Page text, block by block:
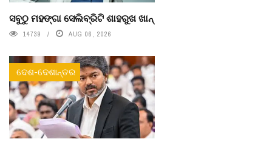
ସବୁଠୁ ମହଙ୍ଗା ସେଲିବ୍ରିଟି ଶାହରୁଖ ଖାନ୍
14739 AUG 06, 2026
ଦେଶ-ଦେଶାନ୍ତର